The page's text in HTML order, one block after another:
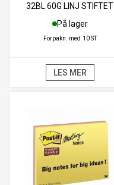
32BL 60G LINJ STIFTET
På lager
Forpakn. med 10 ST
LES MER